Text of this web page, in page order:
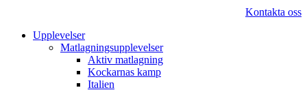
Kontakta oss
Upplevelser
Matlagningsupplevelser
Aktiv matlagning
Kockarnas kamp
Italien